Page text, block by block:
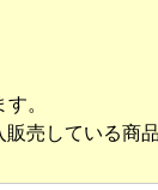
。
売している商